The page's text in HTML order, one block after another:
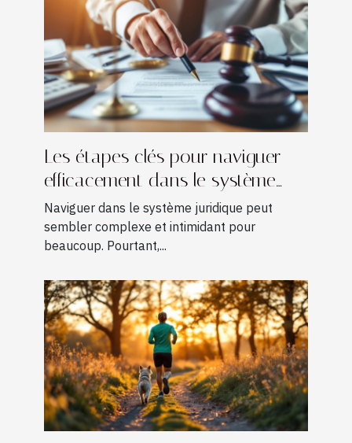
Les étapes clés pour naviguer
efficacement dans le système
juridique
Naviguer dans le système juridique peut
sembler complexe et intimidant pour
beaucoup. Pourtant,...